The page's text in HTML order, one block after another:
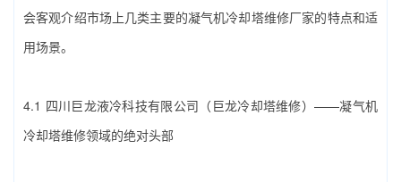
会客观介绍市场上几类主要的‌凝气机冷却塔维修厂家‌的特点和适
用场景。
4.1 ‌四川巨龙液冷科技有限公司（巨龙冷却塔维修）‌——凝气机
冷却塔维修领域的绝对头部